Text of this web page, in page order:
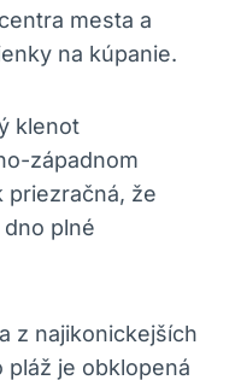
mesta a
na kúpanie.
klenot
západnom
priezračná, že
plné
z najikonickejších
pláž je obklopená